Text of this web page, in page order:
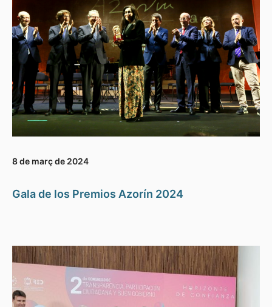
8 de març de 2024
Gala de los Premios Azorín 2024